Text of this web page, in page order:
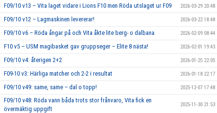
F09/10 v13 – Vita laget vidare i Lions F10 men Röda utslaget ur F09 2026-03-29 20:48
F09/10 v12 – Lagmaskinen levererar! 2026-03-22 18:48
F09/10 v6 – Röda ångar på och Vita åkte lite berg- o dalbana 2026-02-09 08:44
F10 v5 – USM magibasket gav gruppseger – Elite 8 nästa! 2026-02-01 19:43
F09/10 v4: återigen 2+2 2026-01-25 22:05
F09-10 v3: Härliga matcher och 2-2 i resultat 2026-01-18 22:17
F09/10 v49: same, same – dal o topp! 2025-12-07 17:48
F09/10 v48: Röda vann båda trots stor frånvaro, Vita fick en
övermäktig uppgift
2025-11-30 21:53